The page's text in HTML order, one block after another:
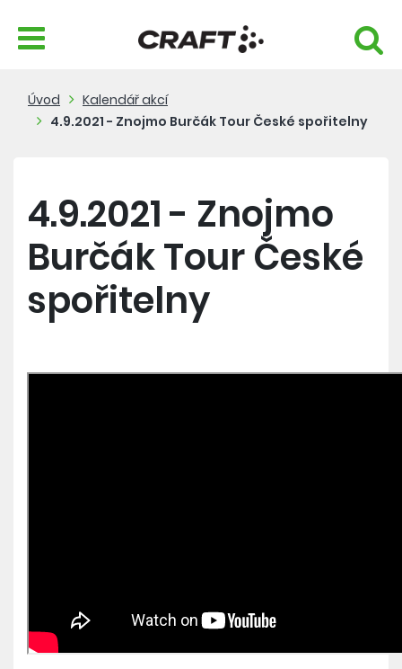
Úvod
Kalendář akcí
4.9.2021 - Znojmo Burčák Tour České spořitelny
4.9.2021 - Znojmo
Burčák Tour České
spořitelny